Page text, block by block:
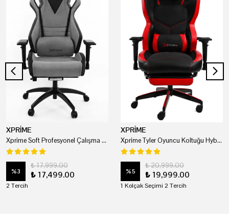
XPRİME
Xprime Soft Profesyonel Çalışma Ve Oyuncu Koltuğu
%3
₺ 17,999.00
₺ 17,499.00
2 Tercih
XPRİME
Xprime Tyler Oyuncu Koltuğu Hybrid Kumaş Kırmızı
%5
₺ 20,999.00
₺ 19,999.00
1 Kolçak Seçimi 2 Tercih